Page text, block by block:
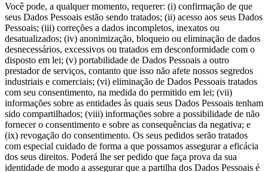
Você pode, a qualquer momento, requerer: (i) confirmação de que
seus Dados Pessoais estão sendo tratados; (ii) acesso aos seus Dados
Pessoais; (iii) correções a dados incompletos, inexatos ou
desatualizados; (iv) anonimização, bloqueio ou eliminação de dados
desnecessários, excessivos ou tratados em desconformidade com o
disposto em lei; (v) portabilidade de Dados Pessoais a outro
prestador de serviços, contanto que isso não afete nossos segredos
industriais e comerciais; (vi) eliminação de Dados Pessoais tratados
com seu consentimento, na medida do permitido em lei; (vii)
informações sobre as entidades às quais seus Dados Pessoais tenham
sido compartilhados; (viii) informações sobre a possibilidade de não
fornecer o consentimento e sobre as consequências da negativa; e
(ix) revogação do consentimento. Os seus pedidos serão tratados
com especial cuidado de forma a que possamos assegurar a eficácia
dos seus direitos. Poderá lhe ser pedido que faça prova da sua
identidade de modo a assegurar que a partilha dos Dados Pessoais é